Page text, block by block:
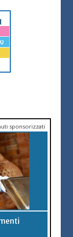
sponsorizzati